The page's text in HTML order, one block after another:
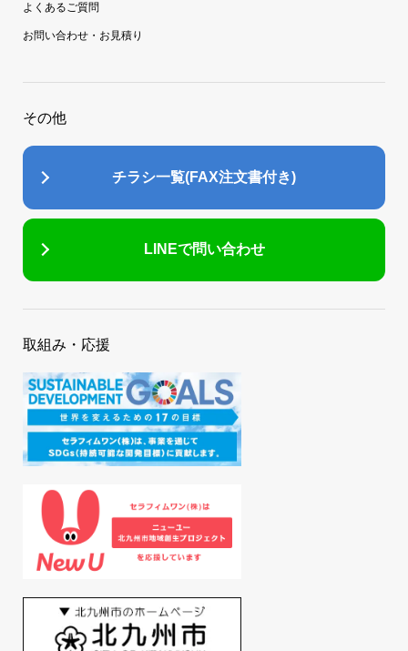
よくあるご質問
お問い合わせ・お見積り
その他
チラシ一覧(FAX注文書付き)
LINEで問い合わせ
取組み・応援